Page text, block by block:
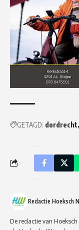
GETAGD: dordrecht
Redactie Hoeksch
De redactie van